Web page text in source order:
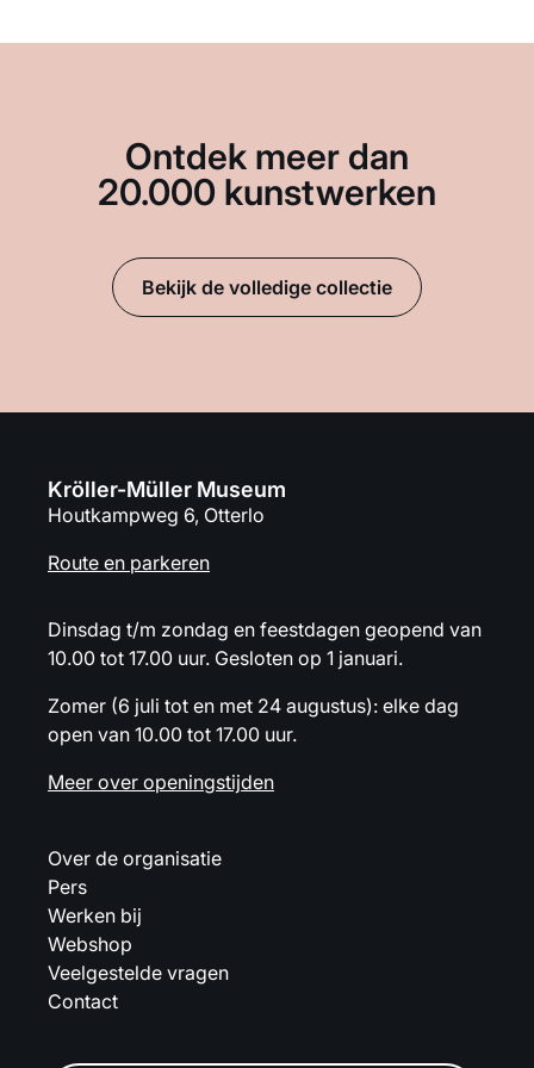
Ontdek meer dan
20.000 kunstwerken
Bekijk de volledige collectie
Kröller-Müller Museum
Houtkampweg 6, Otterlo
Route en parkeren
Dinsdag t/m zondag en feestdagen geopend van
10.00 tot 17.00 uur. Gesloten op 1 januari.
Zomer (6 juli tot en met 24 augustus): elke dag
open van 10.00 tot 17.00 uur.
Meer over openingstijden
Over de organisatie
Pers
Werken bij
Webshop
Veelgestelde vragen
Contact